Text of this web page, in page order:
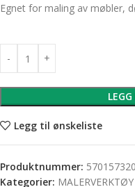
Egnet for maling av møbler,
Legg til ønskeliste
Produktnummer:
Kategorier: MALERVERKTØY